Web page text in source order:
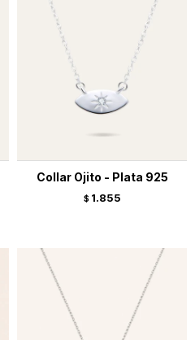
Collar Ojito - Plata 925
$ 1.855